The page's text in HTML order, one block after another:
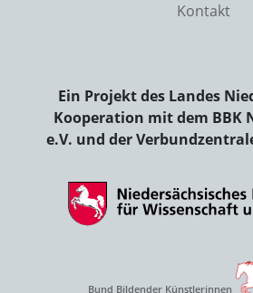
Kontakt
Ein Projekt des Landes
Kooperation mit dem BBK
e.V. und der
Bund Bildender Künstlerinnen